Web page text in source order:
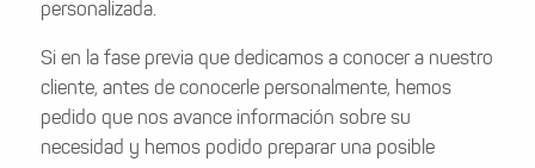
personalizada.
Si en la fase previa que dedicamos a conocer a nuestro
cliente, antes de conocerle personalmente, hemos
pedido que nos avance información sobre su
necesidad y hemos podido preparar una posible